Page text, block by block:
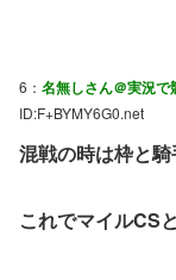
6： 名無しさん＠実況で
ID:F+BYMY6G0.net
混戦の時は枠と騎
これでマイルCS